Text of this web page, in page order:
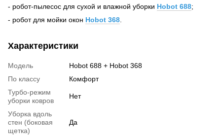
- робот-пылесос для сухой и влажной уборки Hobot 688;
- робот для мойки окон Hobot 368
Характеристики
Модель
Hobot 688 + Hobot 368
По классу
Комфорт
Турбо-режим
уборки ковров
Нет
Уборка вдоль
стен (боковая
щетка)
Да